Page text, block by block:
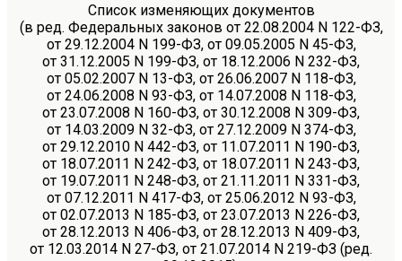
Список изменяющих документов
(в ред. Федеральных законов от 22.08.2004 N 122-ФЗ,
от 29.12.2004 N 199-ФЗ, от 09.05.2005 N 45-ФЗ,
от 31.12.2005 N 199-ФЗ, от 18.12.2006 N 232-ФЗ,
от 05.02.2007 N 13-ФЗ, от 26.06.2007 N 118-ФЗ,
от 24.06.2008 N 93-ФЗ, от 14.07.2008 N 118-ФЗ,
от 23.07.2008 N 160-ФЗ, от 30.12.2008 N 309-ФЗ,
от 14.03.2009 N 32-ФЗ, от 27.12.2009 N 374-ФЗ,
от 29.12.2010 N 442-ФЗ, от 11.07.2011 N 190-ФЗ,
от 18.07.2011 N 242-ФЗ, от 18.07.2011 N 243-ФЗ,
от 19.07.2011 N 248-ФЗ, от 21.11.2011 N 331-ФЗ,
от 07.12.2011 N 417-ФЗ, от 25.06.2012 N 93-ФЗ,
от 02.07.2013 N 185-ФЗ, от 23.07.2013 N 226-ФЗ,
от 28.12.2013 N 406-ФЗ, от 28.12.2013 N 409-ФЗ,
от 12.03.2014 N 27-ФЗ, от 21.07.2014 N 219-ФЗ (ред.